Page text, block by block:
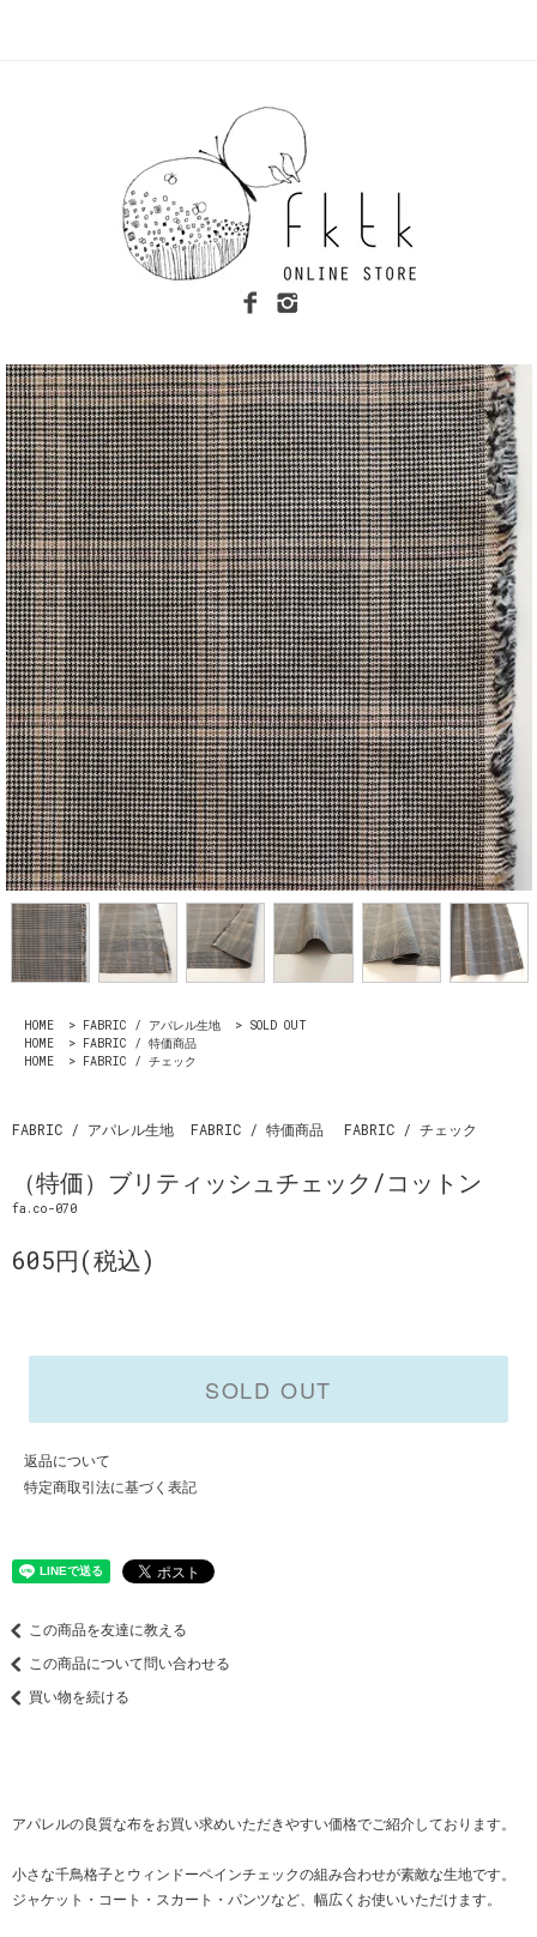
HOME > FABRIC / アパレル生地 > SOLD OUT
HOME
> FABRIC / 特価商品
HOME
> FABRIC / チェック
FABRIC / アパレル生地 FABRIC / 特価商品 FABRIC / チェック
（特価）ブリティッシュチェック/コットン
fa.co-070
605円(税込)
SOLD OUT
返品について
特定商取引法に基づく表記
この商品を友達に教える
この商品について問い合わせる
買い物を続ける
アパレルの良質な布をお買い求めいただきやすい価格でご紹介しております。
小さな千鳥格子とウィンドーペインチェックの組み合わせが素敵な生地です。
ジャケット・コート・スカート・パンツなど、幅広くお使いいただけます。